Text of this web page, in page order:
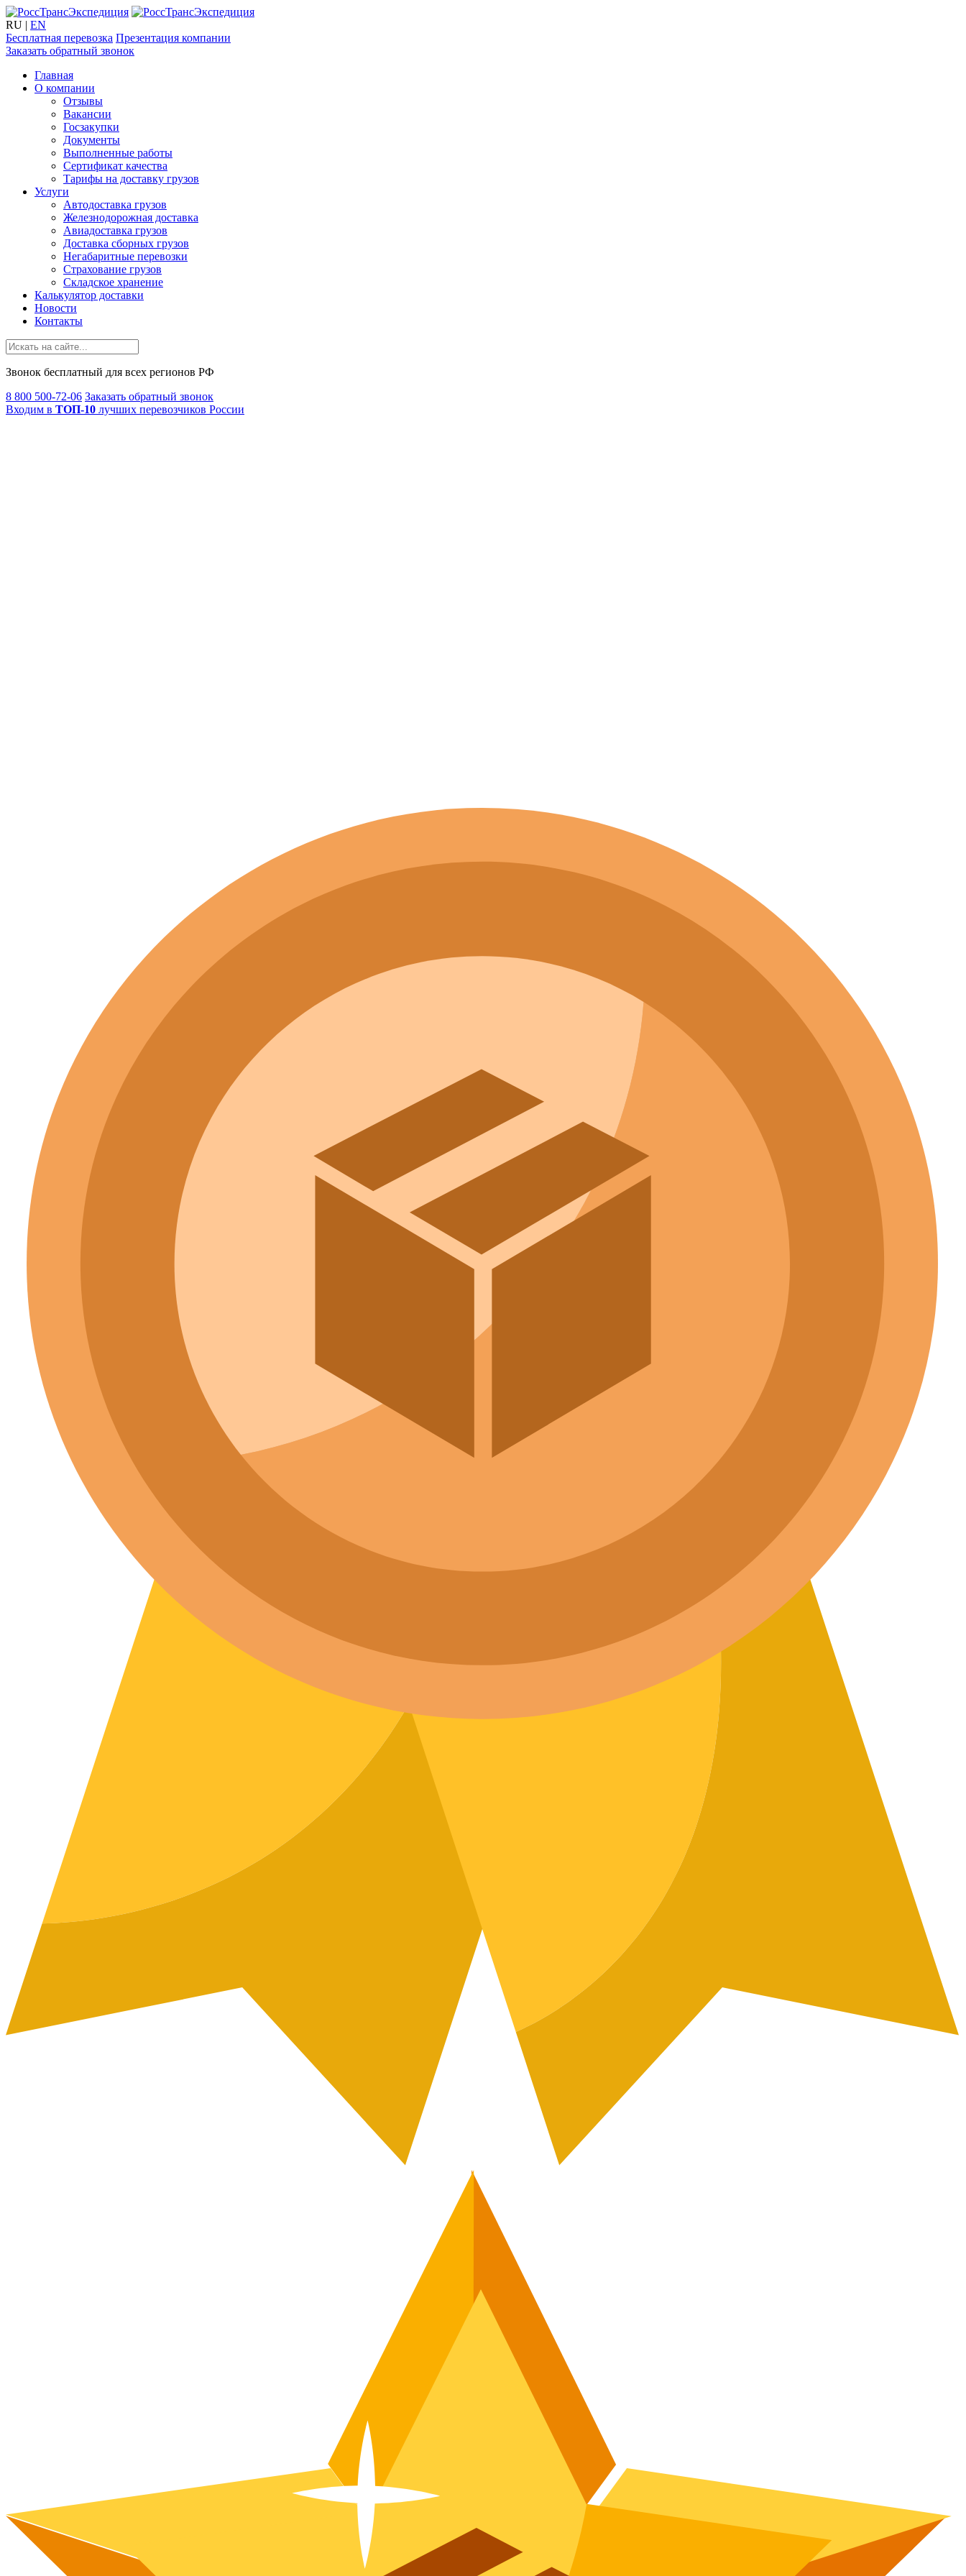
RU | EN
Бесплатная перевозка Презентация компании
Заказать обратный звонок
Главная
О компании
Отзывы
Вакансии
Госзакупки
Документы
Выполненные работы
Сертификат качества
Тарифы на доставку грузов
Услуги
Автодоставка грузов
Железнодорожная доставка
Авиадоставка грузов
Доставка сборных грузов
Негабаритные перевозки
Страхование грузов
Складское хранение
Калькулятор доставки
Новости
Контакты
Звонок бесплатный для всех регионов РФ
8 800 500-72-06 Заказать обратный звонок
Входим в ТОП-10 лучших перевозчиков России